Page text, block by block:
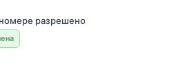
разрешено